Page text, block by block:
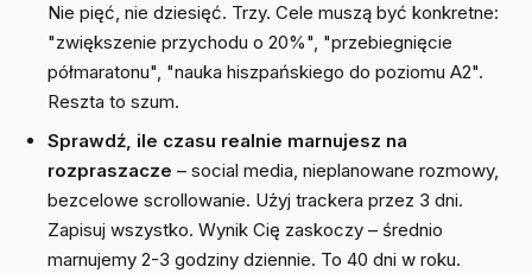
Nie pięć, nie dziesięć. Trzy. Cele muszą być konkretne:
"zwiększenie przychodu o 20%", "przebiegnięcie
półmaratonu", "nauka hiszpańskiego do poziomu A2".
Reszta to szum.
Sprawdź, ile czasu realnie marnujesz na
rozpraszacze – social media, nieplanowane rozmowy,
bezcelowe scrollowanie. Użyj trackera przez 3 dni.
Zapisuj wszystko. Wynik Cię zaskoczy – średnio
marnujemy 2-3 godziny dziennie. To 40 dni w roku.